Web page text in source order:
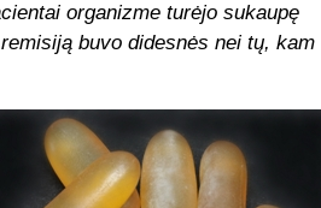
organizme turėjo sukaupę
buvo didesnės nei tų, kam